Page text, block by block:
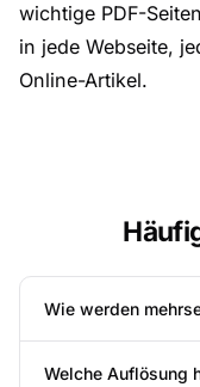
wichtige PDF-
in jede Webseite,
Online-Artikel.
Wie werden
Welche Auflösung